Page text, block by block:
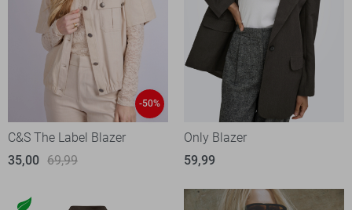
-50%
C&S The Label Blazer
35,00 69,99
Only Blazer
59,99